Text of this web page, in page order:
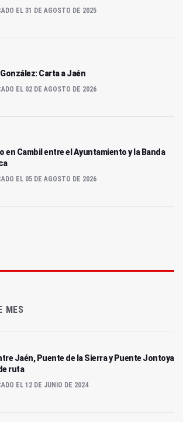
EL 31 DE AGOSTO DE 2025
Carta a Jaén
EL 02 DE AGOSTO DE 2026
en Cambil entre el Ayuntamiento y la Banda
EL 05 DE AGOSTO DE 2026
MES
Jaén, Puente de la Sierra y Puente Jontoya
ruta
EL 12 DE JUNIO DE 2024